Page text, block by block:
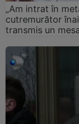
„Am intrat în
cutremurător
transmis un